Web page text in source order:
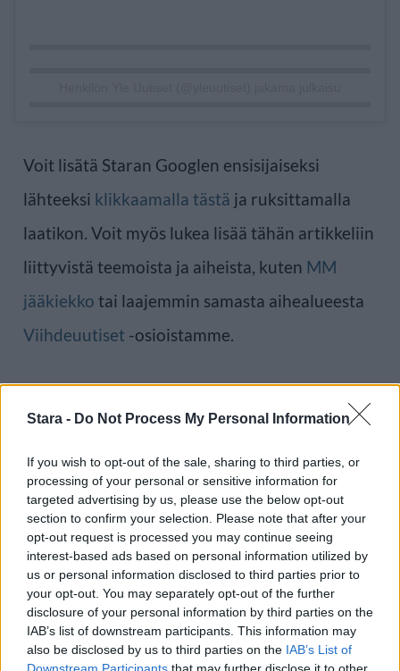
Stara - Do Not Process My Personal Information
If you wish to opt-out of the sale, sharing to third parties, or
processing of your personal or sensitive information for
targeted advertising by us, please use the below opt-out
section to confirm your selection. Please note that after your
opt-out request is processed you may continue seeing
interest-based ads based on personal information utilized by
us or personal information disclosed to third parties prior to
your opt-out. You may separately opt-out of the further
disclosure of your personal information by third parties on the
IAB’s list of downstream participants. This information may
also be disclosed by us to third parties on the IAB’s List of
Voit lisätä Staran Googlen ensisijaiseksi
lähteeksi klikkaamalla tästä ja ruksittamalla
laatikon. Voit myös lukea lisää tähän artikkeliin
liittyvistä teemoista ja aiheista, kuten MM
jääkiekko tai laajemmin samasta aihealueesta
Viihdeuutiset -osioistamme.
Ilmoita virheestä·Tietoa meistä·Toimitusperiaatteet